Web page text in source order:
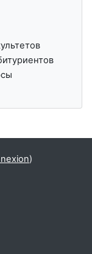
)